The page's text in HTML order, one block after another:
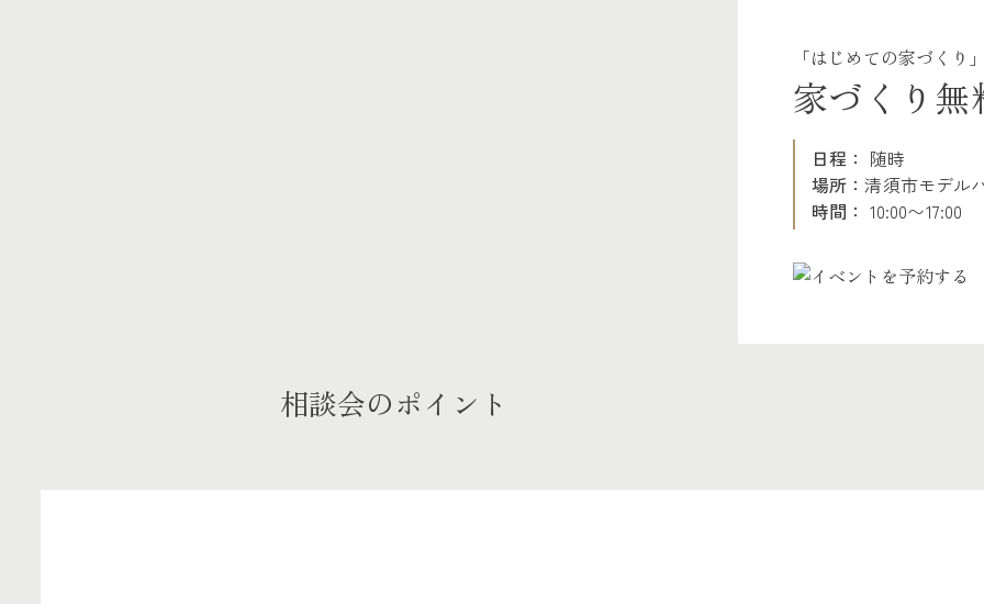
「はじめての家づくり
家づくり無
日程： 随時
場所：清須市モデル
時間： 10:00〜17:00
相談会のポイント